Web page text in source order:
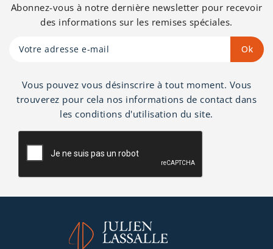
Abonnez-vous à notre dernière newsletter pour recevoir
des informations sur les remises spéciales.
Vous pouvez vous désinscrire à tout moment. Vous
trouverez pour cela nos informations de contact dans
les conditions d'utilisation du site.